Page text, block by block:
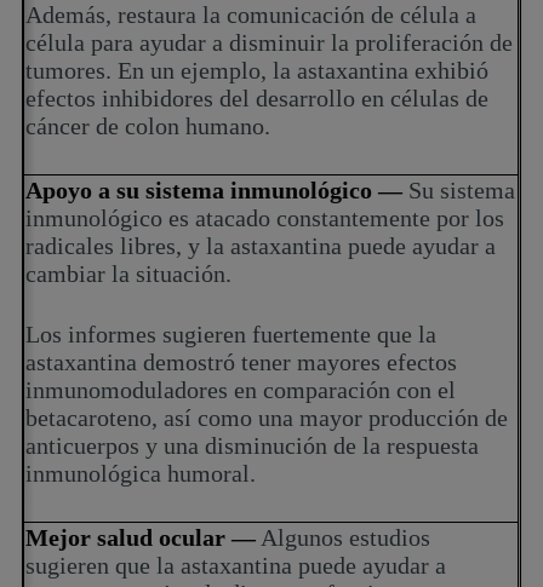
Además, restaura la comunicación de célula a
célula para ayudar a disminuir la proliferación de
tumores. En un ejemplo, la astaxantina exhibió
efectos inhibidores del desarrollo en células de
cáncer de colon humano.
Apoyo a su sistema inmunológico — Su sistema
inmunológico es atacado constantemente por los
radicales libres, y la astaxantina puede ayudar a
cambiar la situación.
Los informes sugieren fuertemente que la
astaxantina demostró tener mayores efectos
inmunomoduladores en comparación con el
betacaroteno, así como una mayor producción de
anticuerpos y una disminución de la respuesta
inmunológica humoral.
Mejor salud ocular — Algunos estudios
sugieren que la astaxantina puede ayudar a